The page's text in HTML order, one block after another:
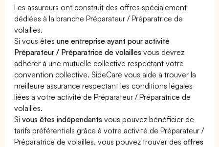
Les assureurs ont construit des offres spécialement
dédiées à la branche Préparateur / Préparatrice de
volailles.
Si vous êtesune entreprise ayant pour activité
Préparateur / Préparatrice de volailles vous devrez
adhérer à une mutuelle collective respectant votre
convention collective. SideCare vous aide à trouver la
meilleure assurance respectant les conditions légales
liées à votre activité de Préparateur / Préparatrice de
volailles.
Sivous êtes indépendants vous pouvez bénéficier de
tarifs préférentiels grâce à votre activité de Préparateur /
Préparatrice de volailles, vous pouvez trouver desoffres